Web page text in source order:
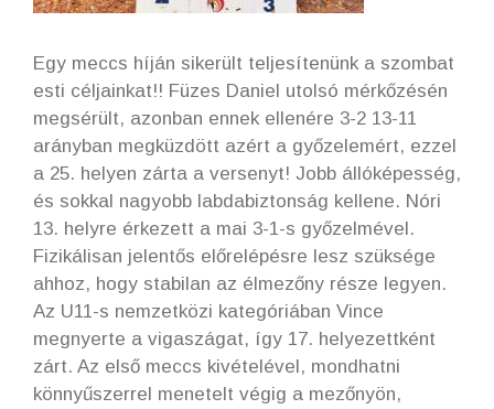
Egy meccs híján sikerült teljesítenünk a szombat
esti céljainkat!! Füzes Daniel utolsó mérkőzésén
megsérült, azonban ennek ellenére 3-2 13-11
arányban megküzdött azért a győzelemért, ezzel
a 25. helyen zárta a versenyt! Jobb állóképesség,
és sokkal nagyobb labdabiztonság kellene. Nóri
13. helyre érkezett a mai 3-1-s győzelmével.
Fizikálisan jelentős előrelépésre lesz szüksége
ahhoz, hogy stabilan az élmezőny része legyen.
Az U11-s nemzetközi kategóriában Vince
megnyerte a vigaszágat, így 17. helyezettként
zárt. Az első meccs kivételével, mondhatni
könnyűszerrel menetelt végig a mezőnyön,